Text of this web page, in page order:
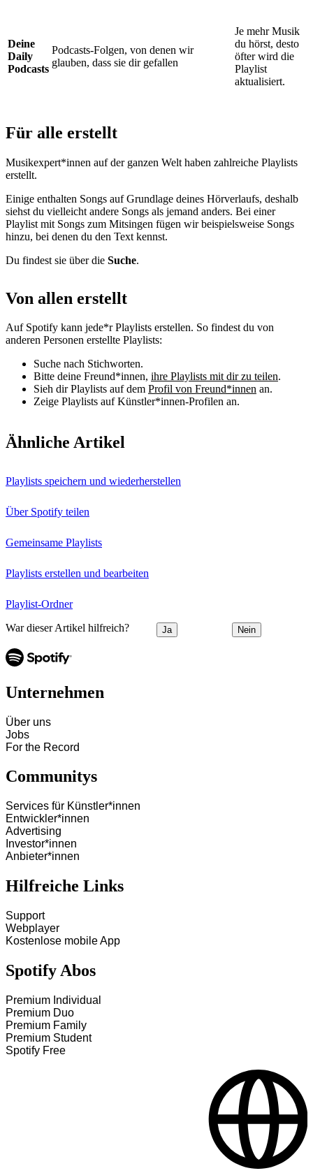
Deine
Daily
Podcasts
Podcasts-Folgen, von denen wir
glauben, dass sie dir gefallen
Je mehr Musik
du hörst, desto
öfter wird die
Playlist
aktualisiert.
Für alle erstellt
Musikexpert*innen auf der ganzen Welt haben zahlreiche Playlists
erstellt.
Einige enthalten Songs auf Grundlage deines Hörverlaufs, deshalb
siehst du vielleicht andere Songs als jemand anders. Bei einer
Playlist mit Songs zum Mitsingen fügen wir beispielsweise Songs
hinzu, bei denen du den Text kennst.
Du findest sie über die Suche.
Von allen erstellt
Auf Spotify kann jede*r Playlists erstellen. So findest du von
anderen Personen erstellte Playlists:
Suche nach Stichworten.
Bitte deine Freund*innen, ihre Playlists mit dir zu teilen.
Sieh dir Playlists auf dem Profil von Freund*innen an.
Zeige Playlists auf Künstler*innen-Profilen an.
Ähnliche Artikel
Playlists speichern und wiederherstellen
Über Spotify teilen
Gemeinsame Playlists
Playlists erstellen und bearbeiten
Playlist-Ordner
War dieser Artikel hilfreich? Ja Nein
Unternehmen
Über uns
Jobs
For the Record
Communitys
Services für Künstler*innen
Entwickler*innen
Advertising
Investor*innen
Anbieter*innen
Hilfreiche Links
Support
Webplayer
Kostenlose mobile App
Spotify Abos
Premium Individual
Premium Duo
Premium Family
Premium Student
Spotify Free